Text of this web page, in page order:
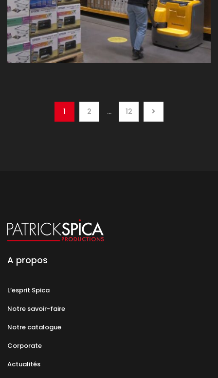
1 2 … 12
A propos
L’esprit Spica
Notre savoir-faire
Notre catalogue
Corporate
Actualités